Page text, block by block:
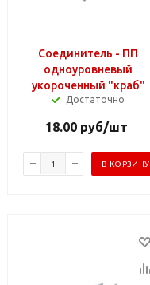
Соединитель - ПП
одноуровневый
укороченный "краб"
Достаточно
18.00 руб/шт
В КОРЗИНУ